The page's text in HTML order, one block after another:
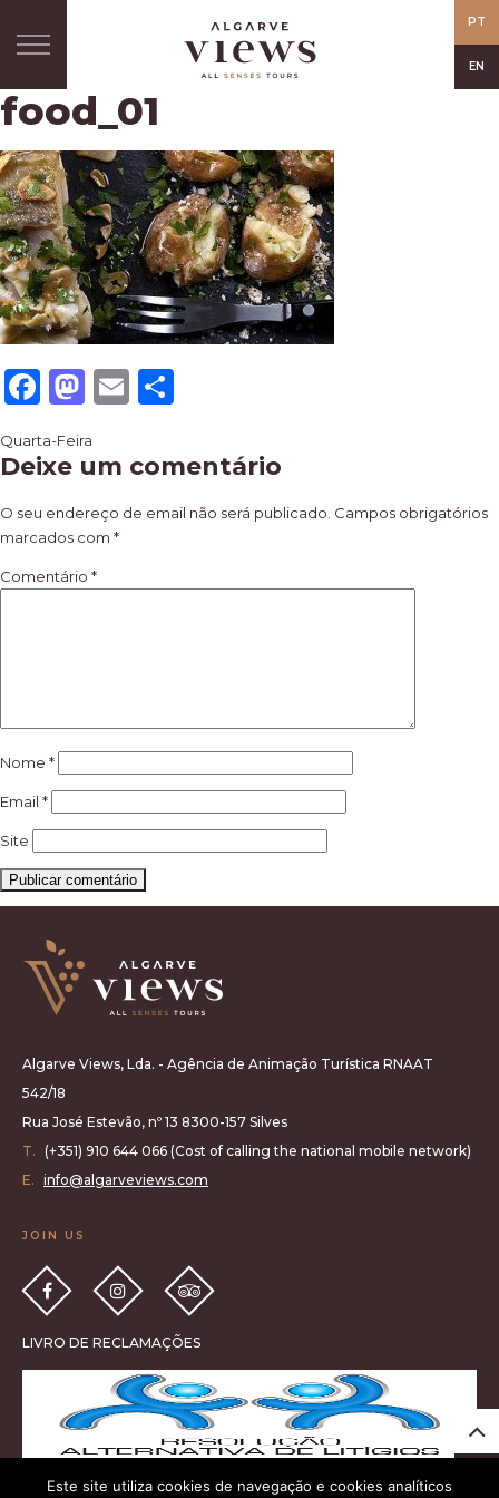
PT
EN
food_01
Facebook
Mastodon
Email
Navegação
de
artigos
Quarta-Feira
Deixe um comentário
O seu endereço de email não será publicado. Campos obrigatórios
marcados com *
Comentário *
Nome *
Email *
Site
Algarve Views, Lda. - Agência de Animação Turística RNAAT
542/18
Rua José Estevão, nº 13 8300-157 Silves
T. (+351) 910 644 066 (Cost of calling the national mobile network)
E. info@algarveviews.com
JOIN US
LIVRO DE RECLAMAÇÕES
Este site utiliza cookies de navegação e cookies analíticos